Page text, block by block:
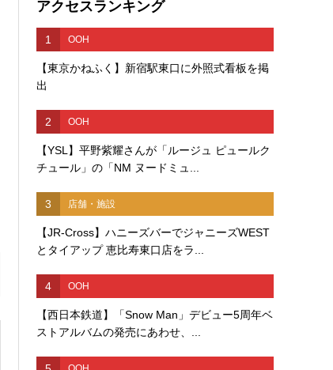
アクセスランキング
1 OOH
【東京かねふく】新宿駅東口に外照式看板を掲
出
2 OOH
【YSL】平野紫耀さんが「ルージュ ピュールク
チュール」の「NM ヌードミュ...
3 店舗・施設
【JR-Cross】ハニーズバーでジャニーズWEST
とタイアップ 恵比寿東口店をラ...
4 OOH
【西日本鉄道】「Snow Man」デビュー5周年ベ
ストアルバムの発売にあわせ、...